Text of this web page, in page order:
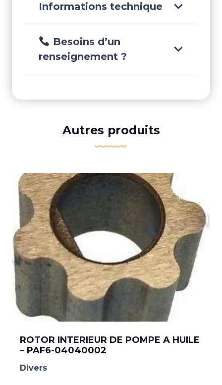
Informations technique
Besoins d’un
renseignement ?
Autres produits
ROTOR INTERIEUR DE POMPE A HUILE
– PAF6-04040002
Divers